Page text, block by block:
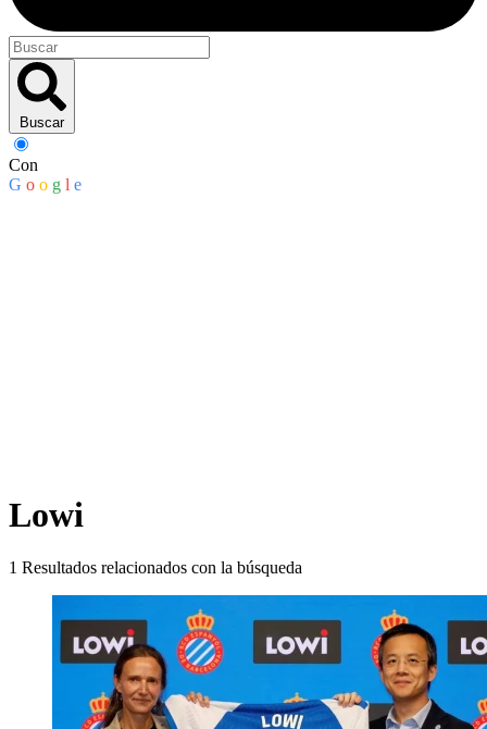
Buscar
Con
G o o g l e
Lowi
1 Resultados relacionados con la búsqueda